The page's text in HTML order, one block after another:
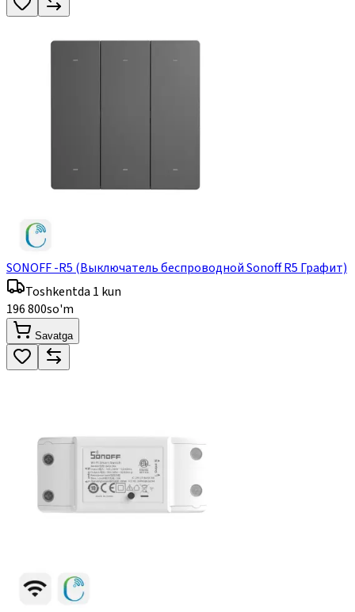
SONOFF -R5 (Выключатель беспроводной Sonoff R5 Графит)
Toshkentda 1 kun
196 800so'm
Savatga